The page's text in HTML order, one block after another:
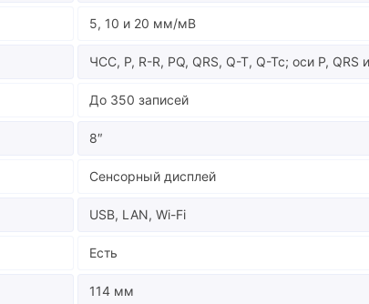
5, 10 и 20 мм/мВ
ЧСС, P, R-R, PQ, QRS, Q-T, Q-Tc; оси P, QRS
До 350 записей
8″
Сенсорный дисплей
USB, LAN, Wi-Fi
Есть
114 мм